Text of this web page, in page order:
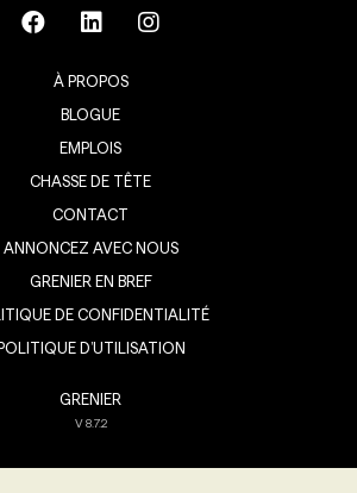
À PROPOS
BLOGUE
EMPLOIS
CHASSE DE TÊTE
CONTACT
ANNONCEZ AVEC NOUS
GRENIER EN BREF
DE CONFIDENTIALITÉ
D’UTILISATION
GRENIER
V8.7.2